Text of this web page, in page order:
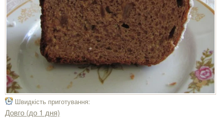
Швидкість приготування:
Довго (до 1 дня)